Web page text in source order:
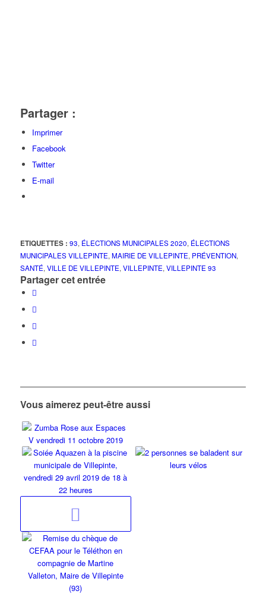
Partager :
Imprimer
Facebook
Twitter
E-mail
ETIQUETTES : 93, ÉLECTIONS MUNICIPALES 2020, ÉLECTIONS
MUNICIPALES VILLEPINTE, MAIRIE DE VILLEPINTE, PRÉVENTION,
SANTÉ, VILLE DE VILLEPINTE, VILLEPINTE, VILLEPINTE 93
Partager cet entrée
Vous aimerez peut-être aussi